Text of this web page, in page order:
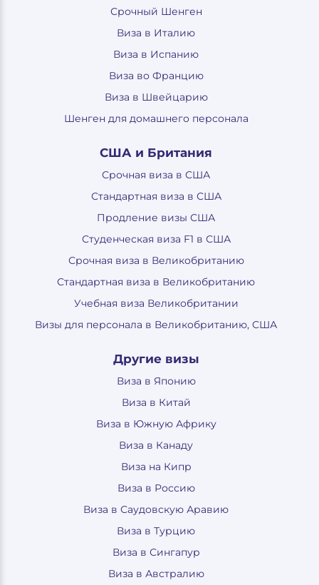
Срочный Шенген
Виза в Италию
Виза в Испанию
Виза во Францию
Виза в Швейцарию
Шенген для домашнего персонала
США и Британия
Срочная виза в США
Стандартная виза в США
Продление визы США
Студенческая виза F1 в США
Срочная виза в Великобританию
Стандартная виза в Великобританию
Учебная виза Великобритании
Визы для персонала в Великобританию, США
Другие визы
Виза в Японию
Виза в Китай
Виза в Южную Африку
Виза в Канаду
Виза на Кипр
Виза в Россию
Виза в Саудовскую Аравию
Виза в Турцию
Виза в Сингапур
Виза в Австралию